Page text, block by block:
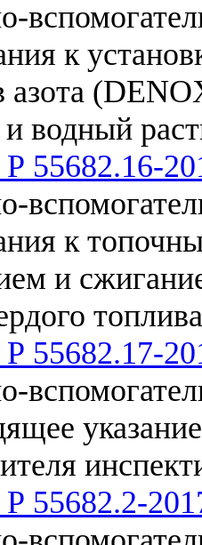
к
азота
водный
55682.16-
к
и
топлива
55682.17-
55682.2-